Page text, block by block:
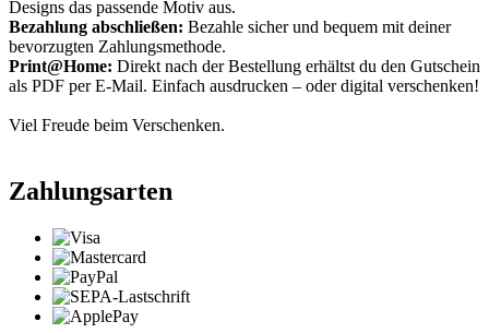
Designs das passende Motiv aus.
Bezahlung abschließen: Bezahle sicher und bequem mit deiner
bevorzugten Zahlungsmethode.
Print@Home: Direkt nach der Bestellung erhältst du den Gutschein
als PDF per E-Mail. Einfach ausdrucken – oder digital verschenken!
Viel Freude beim Verschenken.
Zahlungsarten